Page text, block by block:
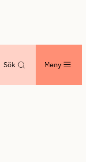
Sök Meny